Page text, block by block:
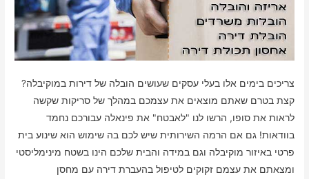
צריכים בימים אלו בעלי עסקים שעושים הובלה של דירות במוקיבלה?
קצת בטרם שאתם מוצאים את עצמכם במהלך של סריקות שקשה
לראות את סופו, הרשו לנו "לאבטח" את פינאלה עבורכם נחמד
בוודאות! גם אם הרמה השירותית שיש לכם בה שימוש הוא שינוע בית
פרטי באיזור מוקיבלה וגם במידה והבית שלכם הינו בשטח מינימליסטי
ומצאתם את עצמם זקוקים לטיפול בהעברת דירה עם מחסן